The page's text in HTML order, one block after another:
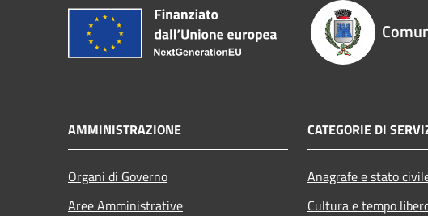
AMMINISTRAZIONE
Organi di Governo
Aree Amministrative
CATEGORIE DI
Anagrafe e stato
Cultura e tempo